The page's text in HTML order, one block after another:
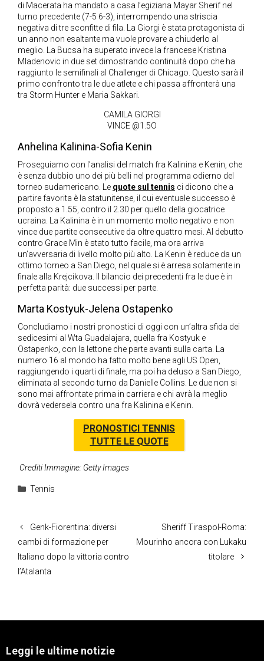
di Macerata ha mandato a casa l’egiziana Mayar Sherif nel
turno precedente (7-5 6-3), interrompendo una striscia
negativa di tre sconfitte di fila. La Giorgi è stata protagonista di
un anno non esaltante ma vuole provare a chiuderlo al
meglio. La Bucsa ha superato invece la francese Kristina
Mladenovic in due set dimostrando continuità dopo che ha
raggiunto le semifinali al Challenger di Chicago. Questo sarà il
primo confronto tra le due atlete e chi passa affronterà una
tra Storm Hunter e Maria Sakkari.
CAMILA GIORGI
VINCE @1.5O
Anhelina Kalinina-Sofia Kenin
Proseguiamo con l’analisi del match fra Kalinina e Kenin, che
è senza dubbio uno dei più belli nel programma odierno del
torneo sudamericano. Le quote sul tennis ci dicono che a
partire favorita è la statunitense, il cui eventuale successo è
proposto a 1.55, contro il 2.30 per quello della giocatrice
ucraina. La Kalinina è in un momento molto negativo e non
vince due partite consecutive da oltre quattro mesi. Al debutto
contro Grace Min è stato tutto facile, ma ora arriva
un’avversaria di livello molto più alto. La Kenin è reduce da un
ottimo torneo a San Diego, nel quale si è arresa solamente in
finale alla Krejcikova. Il bilancio dei precedenti fra le due è in
perfetta parità: due successi per parte.
Marta Kostyuk-Jelena Ostapenko
Concludiamo i nostri pronostici di oggi con un’altra sfida dei
sedicesimi al Wta Guadalajara, quella fra Kostyuk e
Ostapenko, con la lettone che parte avanti sulla carta. La
numero 16 al mondo ha fatto molto bene agli US Open,
raggiungendo i quarti di finale, ma poi ha deluso a San Diego,
eliminata al secondo turno da Danielle Collins. Le due non si
sono mai affrontate prima in carriera e chi avrà la meglio
dovrà vedersela contro una fra Kalinina e Kenin.
PRONOSTICI TENNIS
TUTTE LE QUOTE
Crediti Immagine: Getty Images
Categorie
Tennis
Genk-Fiorentina: diversi
cambi di formazione per
Italiano dopo la vittoria contro
l’Atalanta
Sheriff Tiraspol-Roma:
Mourinho ancora con Lukaku
titolare
Leggi le ultime notizie